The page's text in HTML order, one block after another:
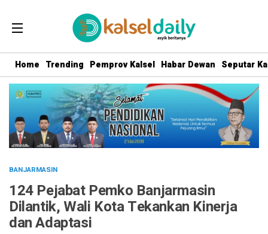
Home Trending Pemprov Kalsel Habar Dewan Seputar
BANJARMASIN
124 Pejabat Pemko Banjarmasin
Dilantik, Wali Kota Tekankan Kinerja
dan Adaptasi